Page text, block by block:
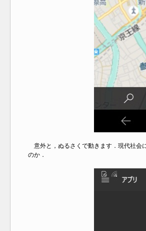
意外と，ぬるさくで動きます．現代社会
のか．